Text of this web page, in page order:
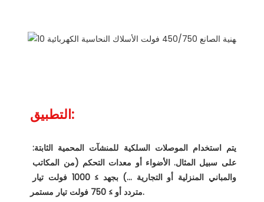
يتم استخدام الموصلات السلكية للمنشآت المحمية الثابتة: